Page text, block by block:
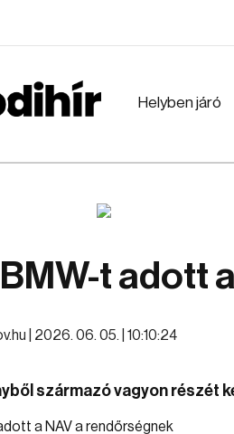
Helyben járó
t adott
| 2026. 06. 05. | 10:10:24
származó vagyon részét